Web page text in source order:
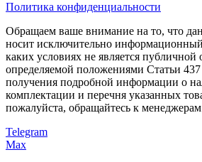
Политика конфиденциальности
Обращаем ваше внимание на то, что
носит исключительно
каких условиях не является публичной
определяемой положениями Статьи
получения подробной информации о
комплектации и перечня указанных
пожалуйста, обращайтесь к
Telegram
Max